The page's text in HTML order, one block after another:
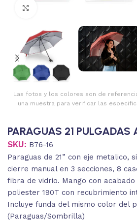
Las fotos y los colores son de
una muestra para verificar las
PARAGUAS 21 PULGADAS
SKU: B76-16
Paraguas de 21” con eje metalico,
cierre manual en 3 secciones, 8
fibra de vidrio. Mango con
poliester 190T con recubrimiento
Incluye funda del mismo color del
(Paraguas/Sombrilla)